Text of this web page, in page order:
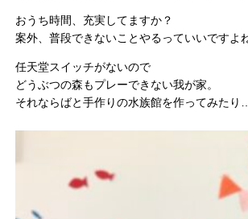
おうち時間、充実してますか？
案外、普段できないことやるっていいですよ
任天堂スイッチがないので
どうぶつの森もプレーできない我が家。
それならばと手作りの水族館を作ってみたり